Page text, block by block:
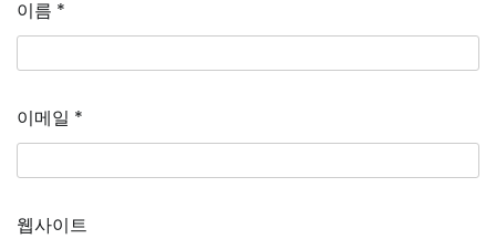
이름 *
이메일 *
웹사이트